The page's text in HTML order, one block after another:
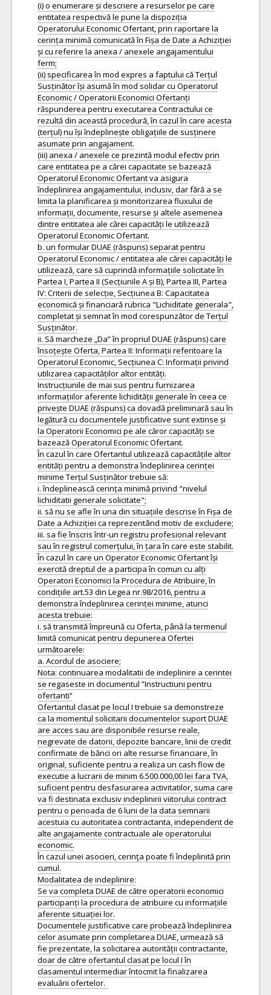
(i) o enumerare și descriere a resurselor pe care
entitatea respectivă le pune la dispoziția
Operatorului Economic Ofertant, prin raportare la
cerința minimă comunicată în Fișa de Date a Achiziției
și cu referire la anexa / anexele angajamentului
ferm;
(ii) specificarea în mod expres a faptului că Terțul
Susținător își asumă în mod solidar cu Operatorul
Economic / Operatorii Economici Ofertanți
răspunderea pentru executarea Contractului ce
rezultă din această procedură, în cazul în care acesta
(terțul) nu își îndeplinește obligațiile de susținere
asumate prin angajament.
(iii) anexa / anexele ce prezintă modul efectiv prin
care entitatea pe a cărei capacitate se bazează
Operatorul Economic Ofertant va asigura
îndeplinirea angajamentului, inclusiv, dar fără a se
limita la planificarea și monitorizarea fluxului de
informații, documente, resurse și altele asemenea
dintre entitatea ale cărei capacități le utilizează
Operatorul Economic Ofertant.
b. un formular DUAE (răspuns) separat pentru
Operatorul Economic / entitatea ale cărei capacități le
utilizează, care să cuprindă informațiile solicitate în
Partea I, Partea II (Secțiunile A și B), Partea III, Partea
IV: Criterii de selecție, Secțiunea B: Capacitatea
economică și financiară rubrica "Lichiditate generala",
completat și semnat în mod corespunzător de Terțul
Susținător.
ii. Să marcheze „Da” în propriul DUAE (răspuns) care
însoțește Oferta, Partea II: Informații referitoare la
Operatorul Economic, Secțiunea C: Informații privind
utilizarea capacităților altor entități.
Instrucțiunile de mai sus pentru furnizarea
informațiilor aferente lichidității generale în ceea ce
privește DUAE (răspuns) ca dovadă preliminară sau în
legătură cu documentele justificative sunt extinse și
la Operatorii Economici pe ale căror capacități se
bazează Operatorul Economic Ofertant.
În cazul în care Ofertantul utilizează capacitățile altor
entități pentru a demonstra îndeplinirea cerinței
minime Terțul Susținător trebuie să:
i. îndeplinească cerința minimă privind "nivelul
lichiditatii generale solicitate";
ii. să nu se afle în una din situațiile descrise în Fișa de
Date a Achiziției ca reprezentând motiv de excludere;
iii. sa fie înscris într-un registru profesional relevant
sau în registrul comerțului, în țara în care este stabilit.
În cazul în care un Operator Economic Ofertant își
exercită dreptul de a participa în comun cu alți
Operatori Economici la Procedura de Atribuire, în
condițiile art.53 din Legea nr.98/2016, pentru a
demonstra îndeplinirea cerinței minime, atunci
acesta trebuie:
i. să transmită împreună cu Oferta, până la termenul
limită comunicat pentru depunerea Ofertei
următoarele:
a. Acordul de asociere;
Nota: continuarea modalitatii de indeplinire a cerintei
se regaseste in documentul ”Instructiuni pentru
ofertanti”
Ofertantul clasat pe locul I trebuie sa demonstreze
ca la momentul solicitarii documentelor suport DUAE
are acces sau are disponibile resurse reale,
negrevate de datorii, depozite bancare, linii de credit
confirmate de bănci ori alte resurse financiare, în
original, suficiente pentru a realiza un cash flow de
executie a lucrarii de minim 6.500.000,00 lei fara TVA,
suficient pentru desfasurarea activitatilor, suma care
va fi destinata exclusiv indeplinirii viitorului contract
pentru o perioada de 6 luni de la data semnarii
acestuia cu autoritatea contractanta, independent de
alte angajamente contractuale ale operatorului
economic.
În cazul unei asocieri, cerinţa poate fi îndeplinită prin
cumul.
Modalitatea de indeplinire:
Se va completa DUAE de către operatorii economici
participanți la procedura de atribuire cu informațiile
aferente situației lor.
Documentele justificative care probează îndeplinirea
celor asumate prin completarea DUAE, urmează să
fie prezentate, la solicitarea autorității contractante,
doar de către ofertantul clasat pe locul I în
clasamentul intermediar întocmit la finalizarea